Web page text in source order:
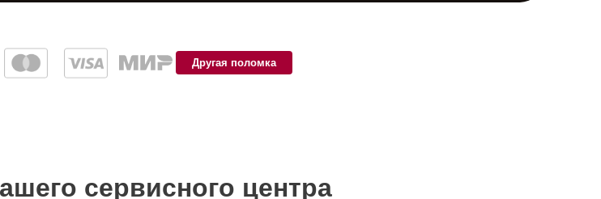
Другая поломка
сервисного центра